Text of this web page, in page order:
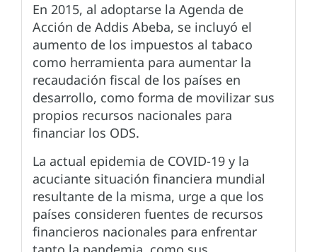
En 2015, al adoptarse la Agenda de
Acción de Addis Abeba, se incluyó el
aumento de los impuestos al tabaco
como herramienta para aumentar la
recaudación fiscal de los países en
desarrollo, como forma de movilizar sus
propios recursos nacionales para
financiar los ODS.
La actual epidemia de COVID-19 y la
acuciante situación financiera mundial
resultante de la misma, urge a que los
países consideren fuentes de recursos
financieros nacionales para enfrentar